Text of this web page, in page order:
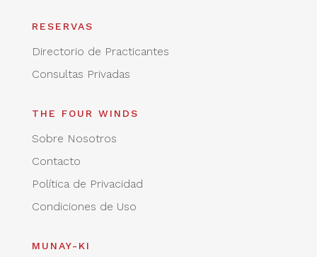
RESERVAS
Directorio de Practicantes
Consultas Privadas
THE FOUR WINDS
Sobre Nosotros
Contacto
Política de Privacidad
Condiciones de Uso
MUNAY-KI